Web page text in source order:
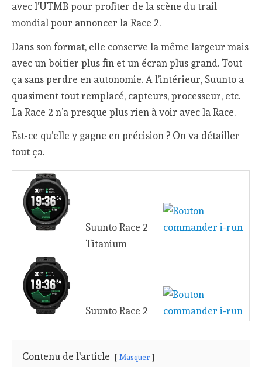
avec l’UTMB pour profiter de la scène du trail
mondial pour annoncer la Race 2.
Dans son format, elle conserve la même largeur mais
avec un boitier plus fin et un écran plus grand. Tout
ça sans perdre en autonomie. A l’intérieur, Suunto a
quasiment tout remplacé, capteurs, processeur, etc.
La Race 2 n’a presque plus rien à voir avec la Race.
Est-ce qu’elle y gagne en précision ? On va détailler
tout ça.
Suunto Race 2
Titanium
Suunto Race 2
Contenu de l'article Masquer